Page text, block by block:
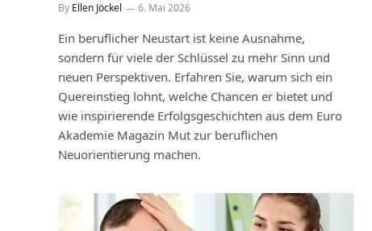
By Ellen Jöckel 6. Mai 2026
Ein beruflicher Neustart ist keine Ausnahme,
sondern für viele der Schlüssel zu mehr Sinn und
neuen Perspektiven. Erfahren Sie, warum sich ein
Quereinstieg lohnt, welche Chancen er bietet und
wie inspirierende Erfolgsgeschichten aus dem Euro
Akademie Magazin Mut zur beruflichen
Neuorientierung machen.